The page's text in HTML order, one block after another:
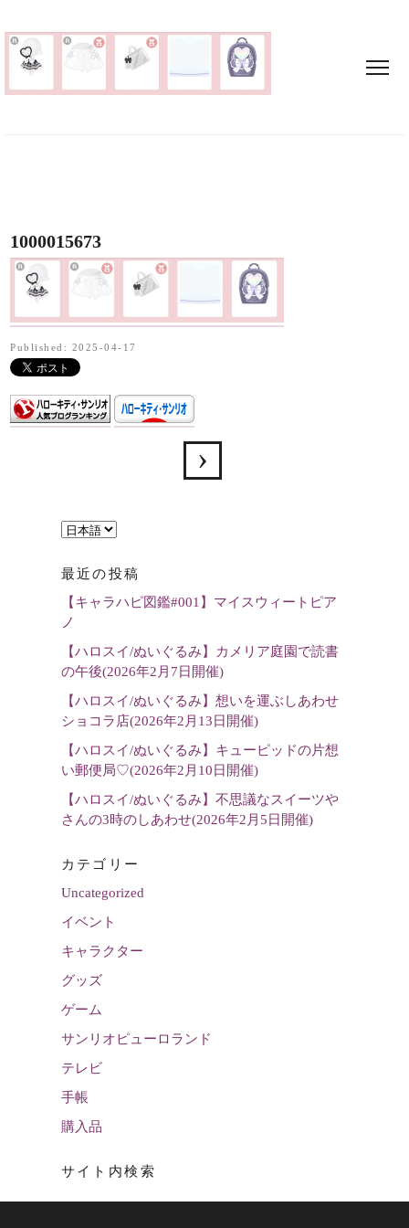
1000015673
Published: 2025-04-17
言
を
選
最近の投稿
【キャラハピ図鑑#001】マイスウィートピア
ノ
【ハロスイ/ぬいぐるみ】カメリア庭園で読書
の午後(2026年2月7日開催)
【ハロスイ/ぬいぐるみ】想いを運ぶしあわせ
ショコラ店(2026年2月13日開催)
【ハロスイ/ぬいぐるみ】キューピッドの片想
い郵便局♡(2026年2月10日開催)
【ハロスイ/ぬいぐるみ】不思議なスイーツや
さんの3時のしあわせ(2026年2月5日開催)
カテゴリー
Uncategorized
イベント
キャラクター
グッズ
ゲーム
サンリオピューロランド
テレビ
手帳
購入品
サイト内検索